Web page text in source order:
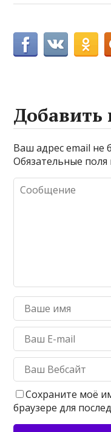
Ваш адрес email не
Обязательные
Сохраните моё
браузере для